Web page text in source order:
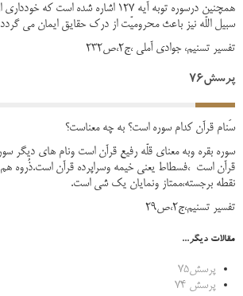
همچنین درسوره توبه آیه 127 اشاره شده
سبیل اللّه نیز باعث محرومیّت از درک حقایق ایمان می
تفسیر تسنیم، جوادی آملی ،ج2،ص232
پرسش76
سَنام قرآن کدام سوره است؟ به چه معناست؟
سوره بقره وبه معنای قلّه رفیع قرآن است ونام های دیگر
قرآن است ،فسطاط یعنی خیمه وسراپرده قرآن است.ذُروه
نقطه برجسته،ممتاز ونمایان یک شی است.
تفسیر تسنیم،ج2،ص29
مقالات دیگر...
پرسش75
پرسش 74